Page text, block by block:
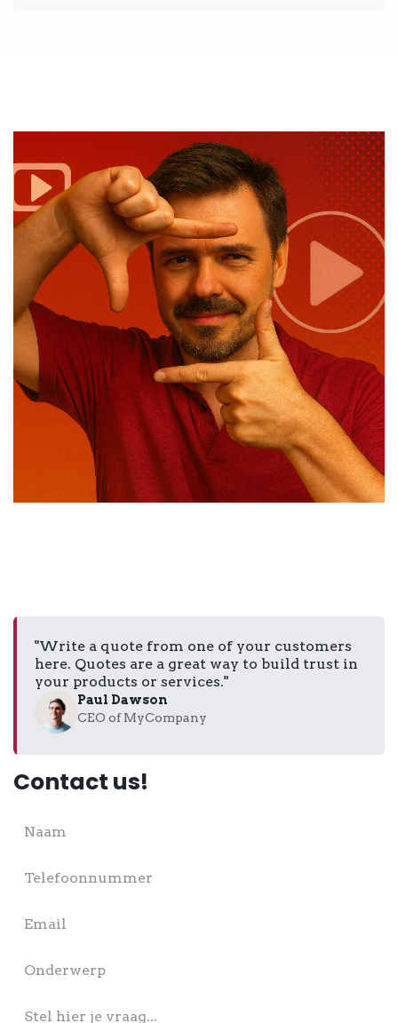
"Write a quote from one of your customers
here. Quotes are a great way to build trust in
your products or services."
Paul Dawson
CEO of MyCompany
Contact us!